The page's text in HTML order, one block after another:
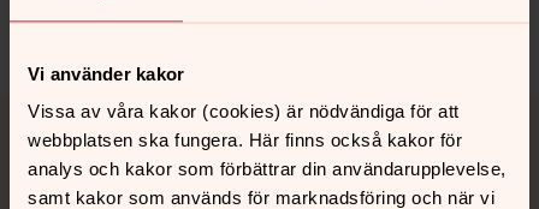
Vi använder kakor
Vissa av våra kakor (cookies) är nödvändiga för att
webbplatsen ska fungera. Här finns också kakor för
analys och kakor som förbättrar din användarupplevelse,
samt kakor som används för marknadsföring och när vi
Dela
Tillbaka till toppen
Tillbaka till innehållet